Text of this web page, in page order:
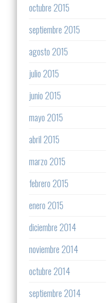
octubre 2015
septiembre 2015
agosto 2015
julio 2015
junio 2015
mayo 2015
abril 2015
marzo 2015
febrero 2015
enero 2015
diciembre 2014
noviembre 2014
octubre 2014
septiembre 2014